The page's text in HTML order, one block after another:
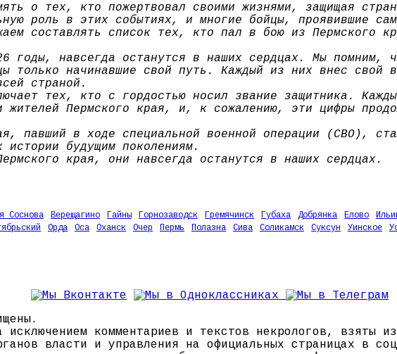
о тех, кто пожертвовал своими жизнями, защищая
роль в этих событиях, и многие бойцы, проявившие
составлять список тех, кто пал в бою из Пермского
годы, навсегда останутся в наших сердцах. Мы помним,
только начинавшие свой путь. Каждый из них внес свой
страной.
тех, кто с гордостью носил звание защитника.
жителей Пермского края, и, к сожалению, эти цифры
павший в ходе специальной военной операции (СВО),
будущим поколениям.
края, они навсегда останутся в наших сердцах.
Соснова Верещагино Гайны Горнозаводск Гремячинск Губаха Добрянка Елово
Орда Оса Оханск Очер Пермь Полазна Сива Соликамск Суксун Уинское
комментариев и текстов некрологов, взяты
власти и управления на официальных страницах в